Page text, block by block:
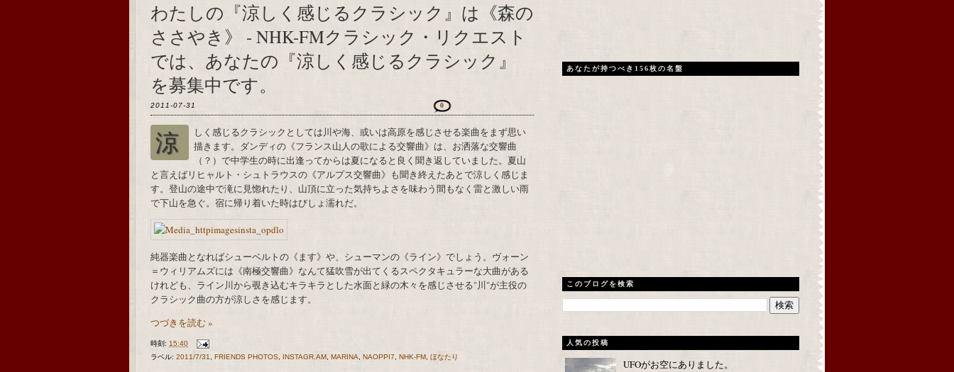
わたしの『涼しく感じるクラシック』は《森の
ささやき》 - NHK-FMクラシック・リクエスト
では、あなたの『涼しく感じるクラシック』
を募集中です。
2011-07-31 0
涼しく感じるクラシックとしては川や海、或いは高原を感じさせる楽曲をまず思い
描きます。ダンディの《フランス山人の歌による交響曲》は、お洒落な交響曲
（？）で中学生の時に出逢ってからは夏になると良く聞き返していました。夏山
と言えばリヒャルト・シュトラウスの《アルプス交響曲》も聞き終えたあとで涼しく感じま
す。登山の途中で滝に見惚れたり、山頂に立った気持ちよさを味わう間もなく雷と激しい雨
で下山を急ぐ。宿に帰り着いた時はびしょ濡れだ。
純器楽曲となればシューベルトの《ます》や、シューマンの《ライン》でしょう。ヴォーン
＝ウィリアムズには《南極交響曲》なんて猛吹雪が出てくるスペクタキュラーな大曲がある
けれども、ライン川から覗き込むキラキラとした水面と緑の木々を感じさせる"川"が主役の
クラシック曲の方が涼しさを感じます。
つづきを読む »
時刻: 15:40
ラベル: 2011/7/31 FRIENDS PHOTOS INSTAGR.AM MARINA NAOPPI7 NHK-FM ほなたり
あなたが持つべき156枚の名盤
このブログを検索
人気の投稿
UFOがお空にありました。